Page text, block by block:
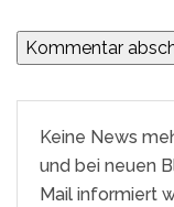
Keine News
und bei neuen
Mail informiert